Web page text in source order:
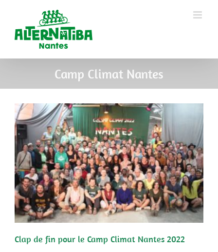
Camp Climat Nantes
Clap de fin pour le Camp Climat Nantes 2022